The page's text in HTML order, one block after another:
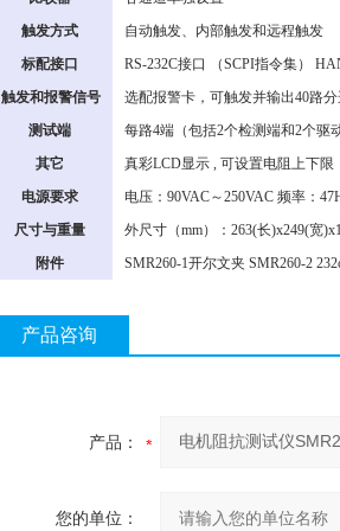
触发方式
自动触发、内部触发和远程触发
标配接口
RS-232C接口 （SCPI指令集）
触发和报警信号
选配报警卡，可触发并输出40路
测试端
每路4端（包括2个检测端和2个驱
其它
真彩LCD显示 , 可设置电阻上下限
电源要求
电压：90VAC～250VAC 频率：
尺寸与重量
外尺寸（mm）：263(长)x249(宽
附件
SMR260-1开尔文夹 SMR260-2
产品咨询
产品：
您的单位：